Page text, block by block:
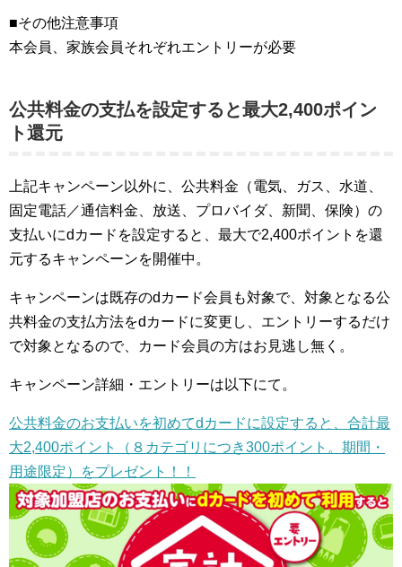
■その他注意事項
本会員、家族会員それぞれエントリーが必要
公共料金の支払を設定すると最大2,400ポイン
ト還元
上記キャンペーン以外に、公共料金（電気、ガス、水道、
固定電話／通信料金、放送、プロバイダ、新聞、保険）の
支払いにdカードを設定すると、最大で2,400ポイントを還
元するキャンペーンを開催中。
キャンペーンは既存のdカード会員も対象で、対象となる公
共料金の支払方法をdカードに変更し、エントリーするだけ
で対象となるので、カード会員の方はお見逃し無く。
キャンペーン詳細・エントリーは以下にて。
公共料金のお支払いを初めてdカードに設定すると、合計最
大2,400ポイント（８カテゴリにつき300ポイント。期間・
用途限定）をプレゼント！！